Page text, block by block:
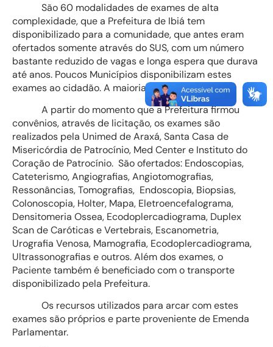
São 60 modalidades de exames de alta
complexidade, que a Prefeitura de Ibiá tem
disponibilizado para a comunidade, que antes eram
ofertados somente através do SUS, com um número
bastante reduzido de vagas e longa espera que durava
até anos. Poucos Municípios disponibilizam estes
exames ao cidadão. A maioria é via SUS.
A partir do momento que a Prefeitura firmou
convênios, através de licitação, os exames são
realizados pela Unimed de Araxá, Santa Casa de
Misericórdia de Patrocínio, Med Center e Instituto do
Coração de Patrocínio. São ofertados: Endoscopias,
Cateterismo, Angiografias, Angiotomografias,
Ressonâncias, Tomografias, Endoscopia, Biopsias,
Colonoscopia, Holter, Mapa, Eletroencefalograma,
Densitomeria Ossea, Ecodoplercadiograma, Duplex
Scan de Caróticas e Vertebrais, Escanometria,
Urografia Venosa, Mamografia, Ecodoplercadiograma,
Ultrassonografias e outros. Além dos exames, o
Paciente também é beneficiado com o transporte
disponibilizado pela Prefeitura.
Os recursos utilizados para arcar com estes
exames são próprios e parte proveniente de Emenda
Parlamentar.